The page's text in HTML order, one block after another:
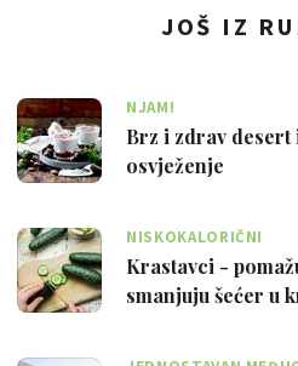
JOŠ IZ
NJAM!
Brz i zdrav
osvježenje
NISKOKALORIČNI
Krastavci -
smanjuju šećer u